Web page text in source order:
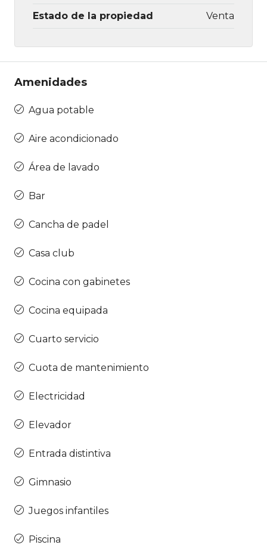
Estado de la propiedad Venta
Amenidades
Agua potable
Aire acondicionado
Área de lavado
Bar
Cancha de padel
Casa club
Cocina con gabinetes
Cocina equipada
Cuarto servicio
Cuota de mantenimiento
Electricidad
Elevador
Entrada distintiva
Gimnasio
Juegos infantiles
Piscina